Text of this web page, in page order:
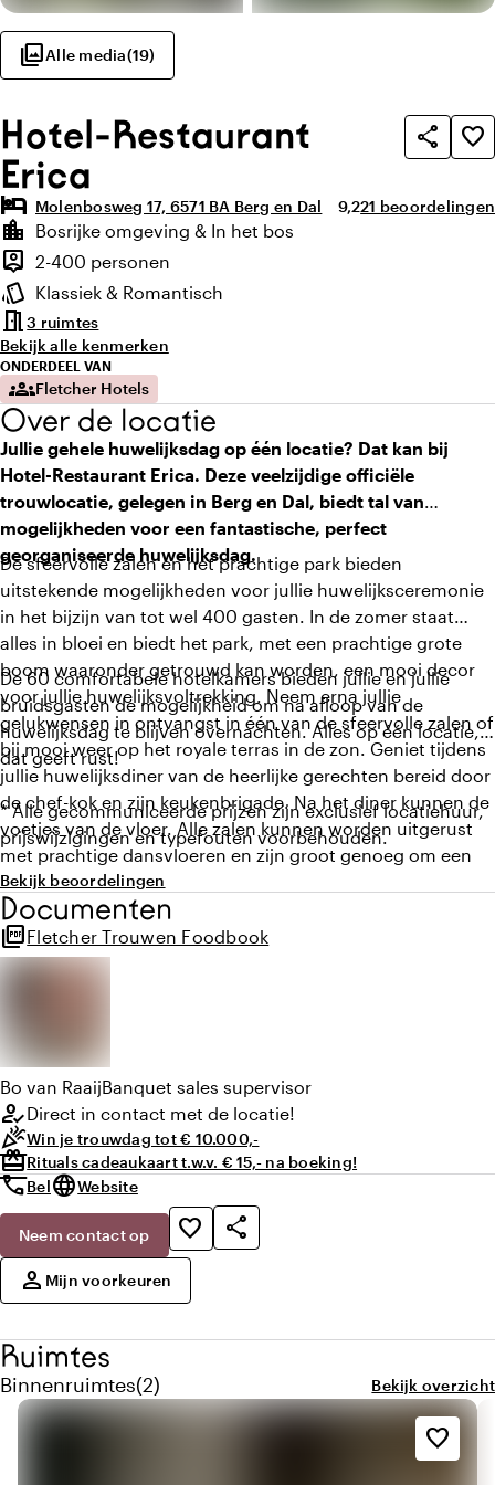
photo_libraryAlle media(19)
Hotel-Restaurant
Erica
share favorite_border
hotel Molenbosweg 17, 6571 BA Berg en Dal Gemiddelde
9,2Aantal
21 beoordelingen
Highlights
location_city
Locatie en omgeving
Bosrijke omgeving & In het bos
person_pin
Capaciteit
2-400 personen
style
Sfeer en uitstraling
Klassiek & Romantisch
meeting_room3 ruimtes
Bekijk alle kenmerken
ONDERDEEL VAN
groupsFletcher Hotels
Over de locatie
Jullie gehele huwelijksdag op één locatie? Dat kan bij
Hotel-Restaurant Erica. Deze veelzijdige officiële
trouwlocatie, gelegen in Berg en Dal, biedt tal van
mogelijkheden voor een fantastische, perfect
georganiseerde huwelijksdag.
De sfeervolle zalen en het prachtige park bieden
uitstekende mogelijkheden voor jullie huwelijksceremonie
in het bijzijn van tot wel 400 gasten. In de zomer staat
alles in bloei en biedt het park, met een prachtige grote
boom waaronder getrouwd kan worden, een mooi decor
voor jullie huwelijksvoltrekking. Neem erna jullie
gelukwensen in ontvangst in één van de sfeervolle zalen of
bij mooi weer op het royale terras in de zon. Geniet tijdens
jullie huwelijksdiner van de heerlijke gerechten bereid door
de chef-kok en zijn keukenbrigade. Na het diner kunnen de
voetjes van de vloer. Alle zalen kunnen worden uitgerust
met prachtige dansvloeren en zijn groot genoeg om een
ruim gezelschap aan avondgasten te ontvangen. Wanneer
de Ericazaal en de Calunazaal met elkaar worden
gecombineerd, biedt het hotel ruimte voor maar liefst 400
feestende gasten.
De 60 comfortabele hotelkamers bieden jullie en jullie
bruidsgasten de mogelijkheid om na afloop van de
huwelijksdag te blijven overnachten. Alles op één locatie,
dat geeft rust!
* Alle gecommuniceerde prijzen zijn exclusief locatiehuur,
prijswijzigingen en typefouten voorbehouden.
Bekijk beoordelingen
Documenten
picture_as_pdfFletcher Trouwen Foodbook
Bo van RaaijBanquet sales supervisor
how_to_regDirect in contact met de locatie!
celebrationWin je trouwdag tot € 10.000,-
redeemRituals cadeaukaart t.w.v. € 15,- na boeking!
callBellanguageWebsite
Neem contact op favorite_border
share
person Mijn voorkeuren
Ruimtes
Binnenruimtes
Aantal binnenruimtes: 2
(2) Bekijk overzicht
favorite_border